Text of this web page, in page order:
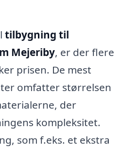
tilbygning til
Mejeriby, er der flere
prisen. De mest
omfatter størrelsen
der
kompleksitet.
som f.eks. et ekstra